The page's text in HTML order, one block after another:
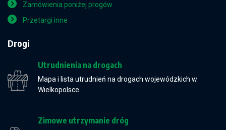
Zamówienia poniżej progów
Przetargi inne
Drogi
Utrudnienia na drogach
Mapa i lista utrudnień na drogach wojewódzkich w
Wielkopolsce.
Zimowe utrzymanie dróg